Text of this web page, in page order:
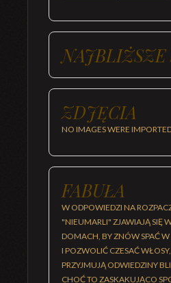
NAJBLIŻSZE
ZDJĘCIA
NO IMAGES WERE
FABUŁA
W ODPOWIEDZI NA
"NIEUMARLI" ZJAWIAJĄ SIĘ
DOMACH, BY ZNÓW SPAĆ
I POZWOLIĆ CZESAĆ
PRZYJMUJĄ ODWIEDZINY
CHOĆ TO ZASKAKUJĄCO